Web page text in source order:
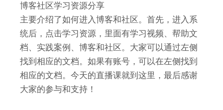
博客社区学习资源分享
主要介绍了如何进入博客和社区。首先，进入系
统后，点击学习资源，里面有学习视频、帮助文
档、实践案例、博客和社区。大家可以通过左侧
找到相应的文档。如果有账号，可以在左侧找到
相应的文档。今天的直播课就到这里，最后感谢
大家的参与和支持！